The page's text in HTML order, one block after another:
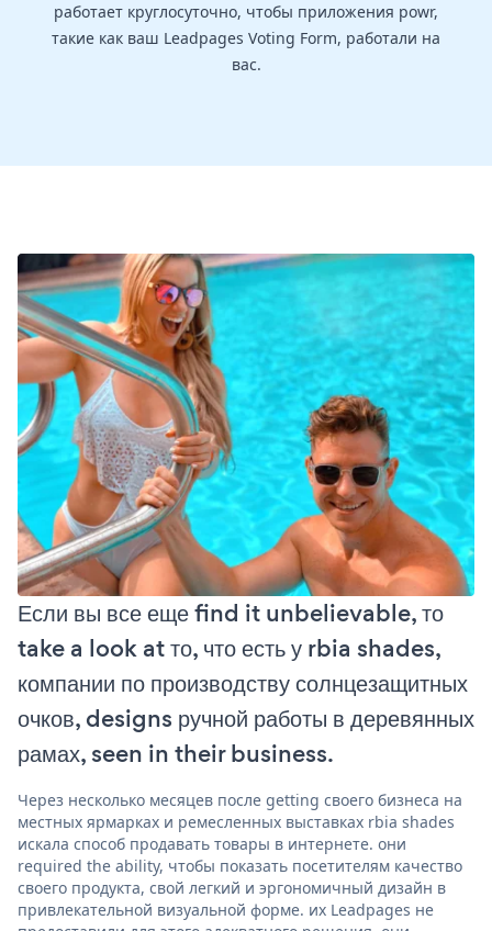
работает круглосуточно, чтобы приложения powr,
такие как ваш Leadpages Voting Form, работали на
вас.
Если вы все еще find it unbelievable, то
take a look at то, что есть у rbia shades,
компании по производству солнцезащитных
очков, designs ручной работы в деревянных
рамах, seen in their business.
Через несколько месяцев после getting своего бизнеса на
местных ярмарках и ремесленных выставках rbia shades
искала способ продавать товары в интернете. они
required the ability, чтобы показать посетителям качество
своего продукта, свой легкий и эргономичный дизайн в
привлекательной визуальной форме. их Leadpages не